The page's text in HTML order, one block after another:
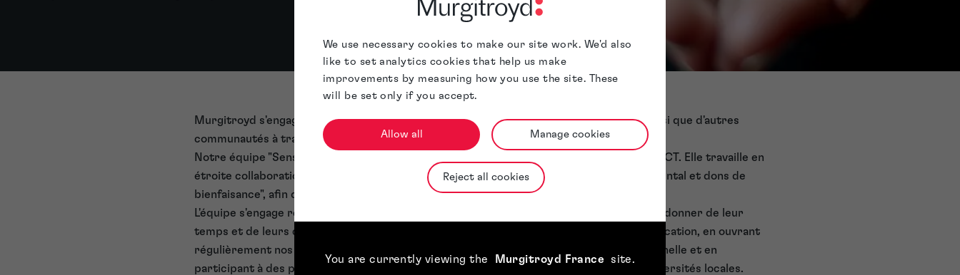
We use necessary cookies to make our site work. We'd also
like to set analytics cookies that help us make
improvements by measuring how you use the site. These
will be set only if you accept.
Allow all Manage cookies
Reject all cookies
You are currently viewing the Murgitroyd France site.
Murgitroyd s'engage à soutenir les communautés proches de son réseau de bureaux ainsi que d'autres
communautés à travers le monde.
Notre équipe "Sensibilisation Communautaire" est un élément clé de notre groupe IM:PACT. Elle travaille en
étroite collaboration avec d'autres équipes telles que l'équipe "Engagement environnemental et dons de
bienfaisance", afin de coordonner nos activités de soutien aux communautés.
L'équipe s'engage régulièrement auprès de nos collègues en leur offrant la possibilité de donner de leur
temps et de leurs compétences. Nous sommes également actifs dans le secteur de l'éducation, en ouvrant
régulièrement nos portes aux élèves qui souhaitent acquérir une expérience professionnelle et en
participant à des présentations et à des concours de carrière avec les écoles et les universités locales.